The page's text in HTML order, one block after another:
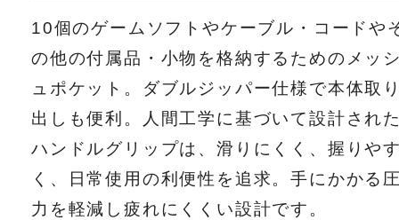
10個のゲームソフトやケーブル・コードや
の他の付属品・小物を格納するためのメッ
ュポケット。ダブルジッパー仕様で本体取
出しも便利。人間工学に基づいて設計され
ハンドルグリップは、滑りにくく、握りや
く、日常使用の利便性を追求。手にかかる
力を軽減し疲れにくくい設計です。